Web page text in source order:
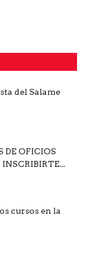
del Salame
DE OFICIOS
cursos en la